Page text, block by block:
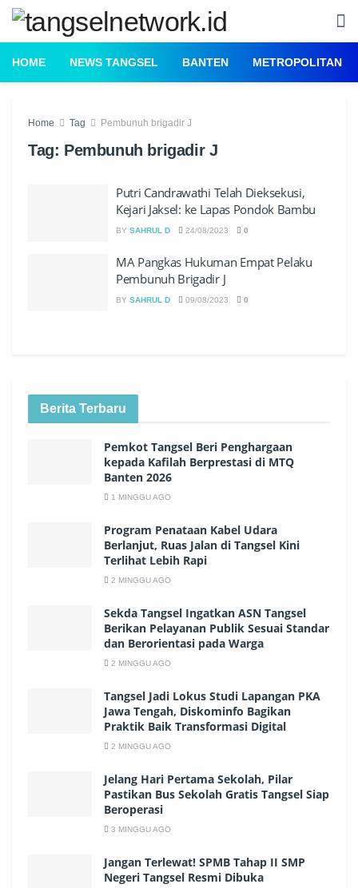
HOME NEWS TANGSEL BANTEN METROPOLITAN
Home Tag Pembunuh brigadir J
Tag: Pembunuh brigadir J
Putri Candrawathi Telah Dieksekusi,
Kejari Jaksel: ke Lapas Pondok Bambu
BY SAHRUL D 24/08/2023 0
MA Pangkas Hukuman Empat Pelaku
Pembunuh Brigadir J
BY SAHRUL D 09/08/2023 0
Berita Terbaru
Pemkot Tangsel Beri Penghargaan
kepada Kafilah Berprestasi di MTQ
Banten 2026
1 MINGGU AGO
Program Penataan Kabel Udara
Berlanjut, Ruas Jalan di Tangsel Kini
Terlihat Lebih Rapi
2 MINGGU AGO
Sekda Tangsel Ingatkan ASN Tangsel
Berikan Pelayanan Publik Sesuai Standar
dan Berorientasi pada Warga
2 MINGGU AGO
Tangsel Jadi Lokus Studi Lapangan PKA
Jawa Tengah, Diskominfo Bagikan
Praktik Baik Transformasi Digital
2 MINGGU AGO
Jelang Hari Pertama Sekolah, Pilar
Pastikan Bus Sekolah Gratis Tangsel Siap
Beroperasi
3 MINGGU AGO
Jangan Terlewat! SPMB Tahap II SMP
Negeri Tangsel Resmi Dibuka